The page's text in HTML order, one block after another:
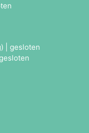
| gesloten